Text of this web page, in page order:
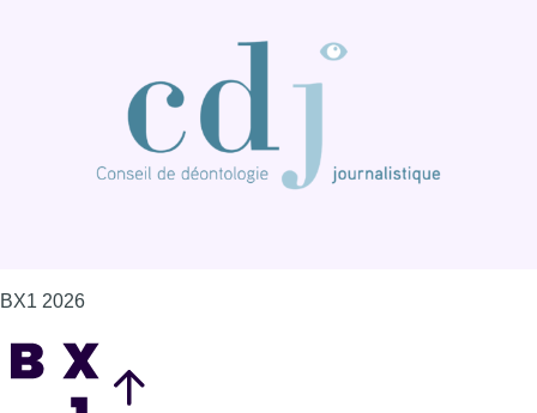
BX1 2026